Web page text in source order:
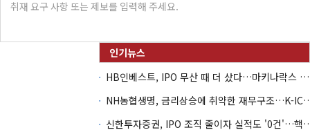
HB인베스트, IPO 무산 때 더 샀다…마키나락스 투자 2.7배 회수
NH농협생명, 금리상승에 취
신한투자증권, IPO 조직 줄